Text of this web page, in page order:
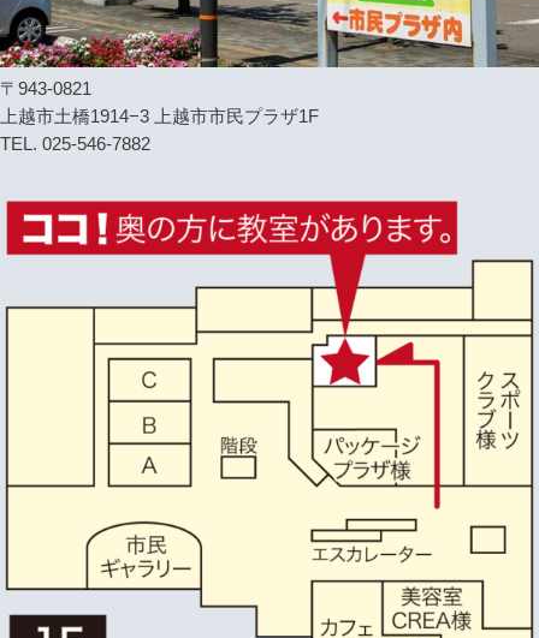
〒943-0821
上越市土橋1914−3 上越市市民プラザ1F
TEL. 025-546-7882